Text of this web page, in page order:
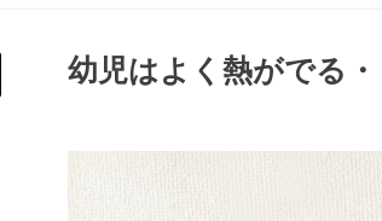
幼児はよく熱がでる